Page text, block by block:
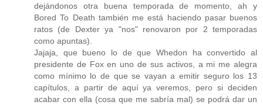
dejándonos otra buena temporada de momento, ah y
Bored To Death también me está haciendo pasar buenos
ratos (de Dexter ya "nos" renovaron por 2 temporadas
como apuntas).
Jajaja, que bueno lo de que Whedon ha convertido al
presidente de Fox en uno de sus activos, a mi me alegra
como mínimo lo de que se vayan a emitir seguro los 13
capítulos, a partir de aquí ya veremos, pero si deciden
acabar con ella (cosa que me sabría mal) se podrá dar un